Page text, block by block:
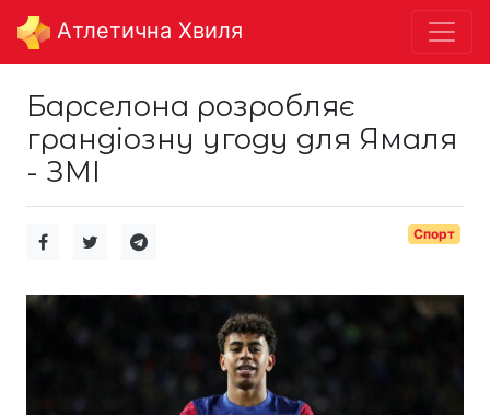
Aтлетична Хвиля
Барселона розробляє
грандіозну угоду для Ямаля
- ЗМІ
Спорт